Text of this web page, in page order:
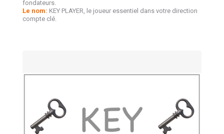
fondateurs.
Le nom: KEY PLAYER, le joueur essentiel dans votre direction
compte clé.